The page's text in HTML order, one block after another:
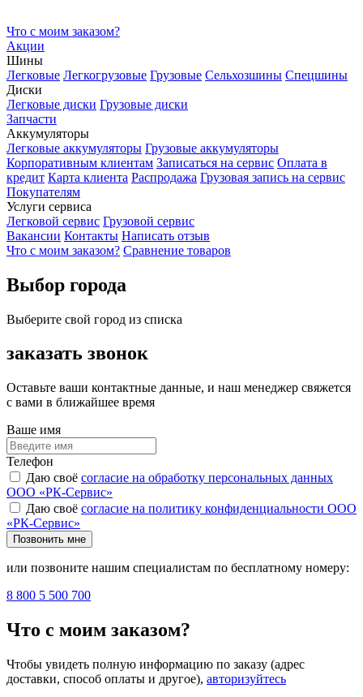
Что с моим заказом?
Акции
Шины
Легковые Легкогрузовые Грузовые Сельхозшины Спецшины
Диски
Легковые диски Грузовые диски
Запчасти
Аккумуляторы
Легковые аккумуляторы Грузовые аккумуляторы
Корпоративным клиентам Записаться на сервис Оплата в
кредит Карта клиента Распродажа Грузовая запись на сервис
Покупателям
Услуги сервиса
Легковой сервис Грузовой сервис
Вакансии Контакты Написать отзыв
Что с моим заказом? Сравнение товаров
Выбор города
Выберите свой город из списка
заказать звонок
Оставьте ваши контактные данные, и наш менеджер свяжется
с вами в ближайшее время
Ваше имя
Телефон
Даю своё согласие на обработку персональных данных
ООО «РК-Сервис»
Даю своё согласие на политику конфиденциальности ООО
«РК-Сервис»
Позвонить мне
или позвоните нашим специалистам по бесплатному номеру:
8 800 5 500 700
Что с моим заказом?
Чтобы увидеть полную информацию по заказу (адрес
доставки, способ оплаты и другое), авторизуйтесь